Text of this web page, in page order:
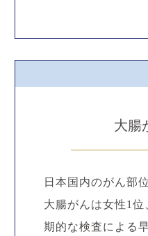
大腸
日本国内のがん部
大腸がんは女性1
期的な検査による